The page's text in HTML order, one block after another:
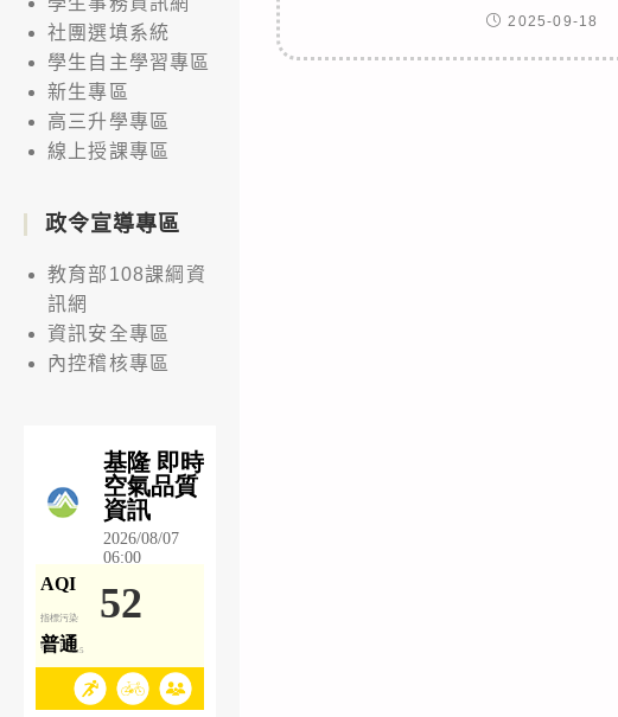
2025-09-18
社團選填系統
學生自主學習專區
新生專區
高三升學專區
線上授課專區
政令宣導專區
教育部108課綱資
訊網
資訊安全專區
內控稽核專區